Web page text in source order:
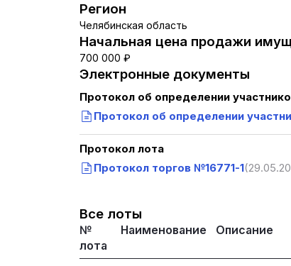
Регион
Челябинская область
Начальная цена продажи
700 000 ₽
Электронные документы
Протокол об определении
Протокол об определении
Протокол лота
Протокол торгов №16771-1
Все лоты
№
лота
Наименование Описание